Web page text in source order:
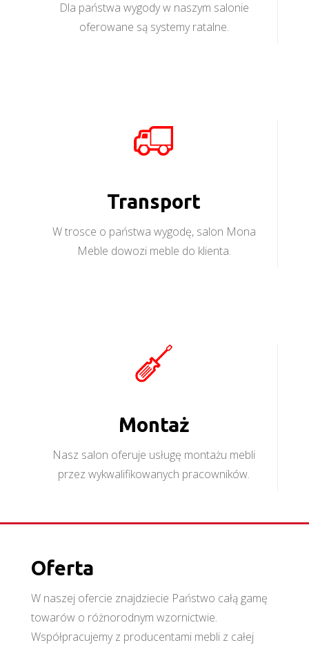
Dla państwa wygody w naszym salonie
oferowane są systemy ratalne.
Transport
W trosce o państwa wygodę, salon Mona
Meble dowozi meble do klienta.
Montaż
Nasz salon oferuje usługę montażu mebli
przez wykwalifikowanych pracowników.
Oferta
W naszej ofercie znajdziecie Państwo całą gamę
towarów o różnorodnym wzornictwie.
Współpracujemy z producentami mebli z całej